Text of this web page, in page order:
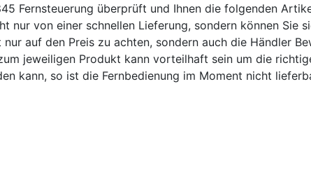
Fernsteuerung überprüft und Ihnen die folgenden
von einer schnellen Lieferung, sondern können Sie
auf den Preis zu achten, sondern auch die Händler
jeweiligen Produkt kann vorteilhaft sein um die
kann, so ist die Fernbedienung im Moment nicht